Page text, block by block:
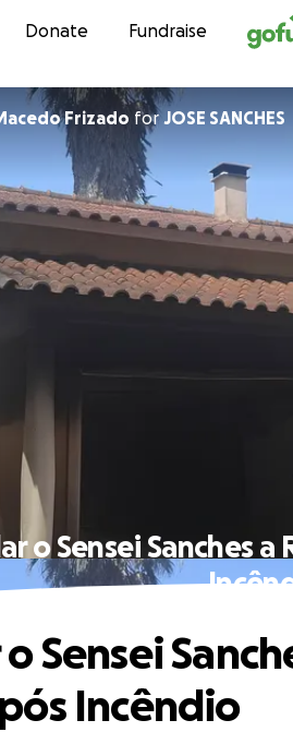
Skip to
Donate Fundraise
Frizado forJOSE SANCHES
o Sensei Sanches
Sensei
Incêndio